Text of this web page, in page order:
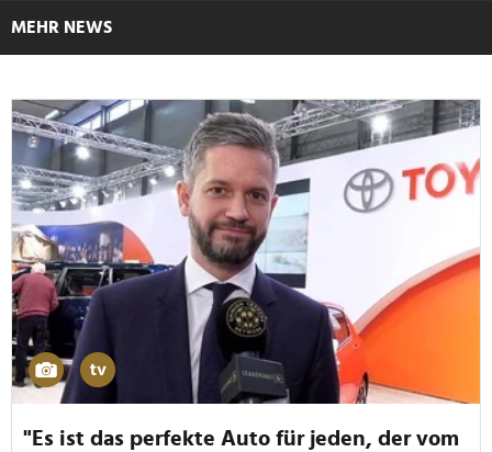
MEHR NEWS
"Es ist das perfekte Auto für jeden, der vom